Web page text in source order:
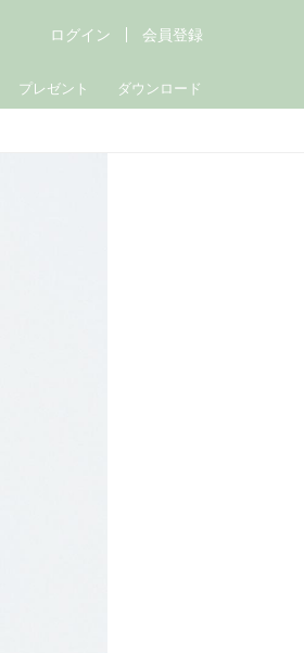
プレゼント ダウンロード
ログイン 会員登録